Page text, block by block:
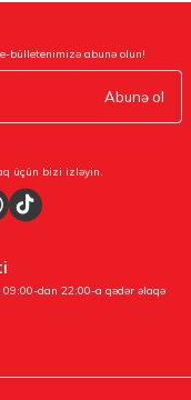
bülletenimizə abunə olun!
Abunə ol
üçün bizi izləyin.
dan 22:00-a qədər əlaqə